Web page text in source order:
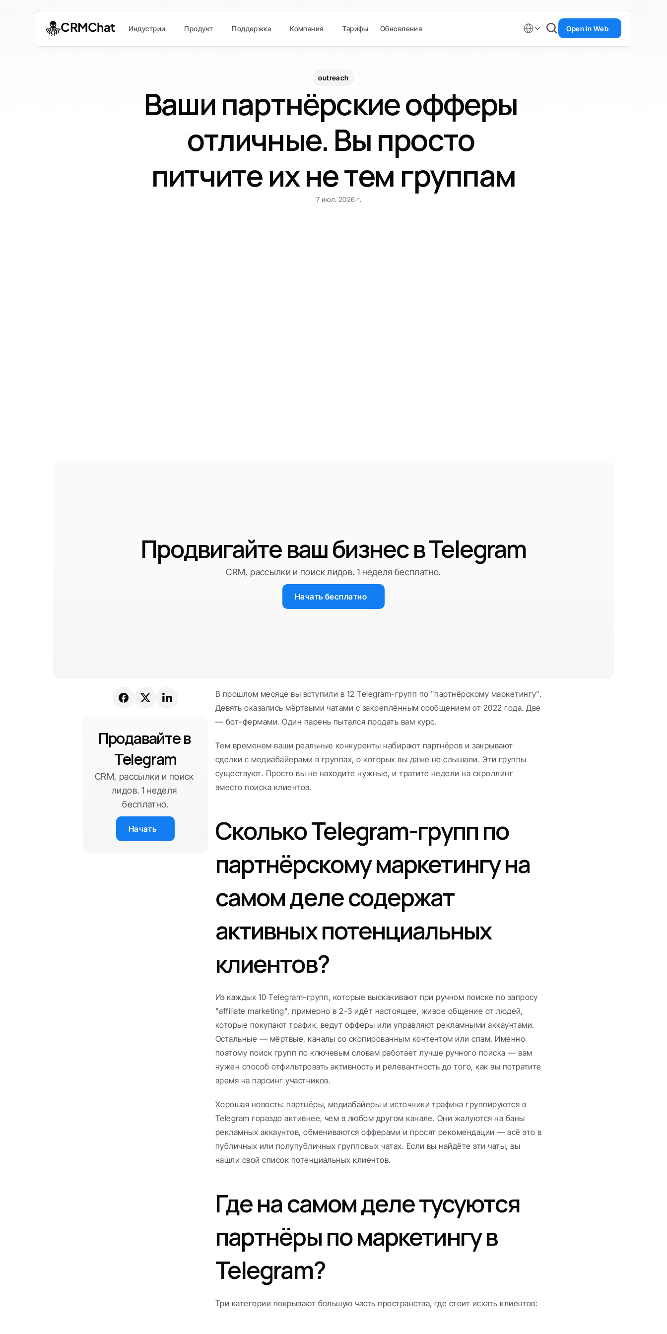
outreach
Ваши партнёрские офферы
отличные. Вы просто
питчите их не тем группам
7 июл. 2026 г.
Продвигайте ваш бизнес в Telegram
CRM, рассылки и поиск лидов. 1 неделя бесплатно.
Начать бесплатно
Продавайте в
Telegram
CRM, рассылки и поиск
лидов. 1 неделя
бесплатно.
Начать
В прошлом месяце вы вступили в 12 Telegram-групп по "партнёрскому маркетингу".
Девять оказались мёртвыми чатами с закреплённым сообщением от 2022 года. Две
— бот-фермами. Один парень пытался продать вам курс.
Тем временем ваши реальные конкуренты набирают партнёров и закрывают
сделки с медиабайерами в группах, о которых вы даже не слышали. Эти группы
существуют. Просто вы не находите нужные, и тратите недели на скроллинг
вместо поиска клиентов.
Сколько Telegram-групп по
партнёрскому маркетингу на
самом деле содержат
активных потенциальных
клиентов?
Из каждых 10 Telegram-групп, которые выскакивают при ручном поиске по запросу
"affiliate marketing", примерно в 2-3 идёт настоящее, живое общение от людей,
которые покупают трафик, ведут офферы или управляют рекламными аккаунтами.
Остальные — мёртвые, каналы со скопированным контентом или спам. Именно
поэтому поиск групп по ключевым словам работает лучше ручного поиска — вам
нужен способ отфильтровать активность и релевантность до того, как вы потратите
время на парсинг участников.
Хорошая новость: партнёры, медиабайеры и источники трафика группируются в
Telegram гораздо активнее, чем в любом другом канале. Они жалуются на баны
рекламных аккаунтов, обмениваются офферами и просят рекомендации — всё это в
публичных или полупубличных групповых чатах. Если вы найдёте эти чаты, вы
нашли свой список потенциальных клиентов.
Где на самом деле тусуются
партнёры по маркетингу в
Telegram?
Три категории покрывают большую часть пространства, где стоит искать клиентов:
CRMChat Индустрии Продукт Поддержка Компания Тарифы Обновления
Select Language
Open in Web